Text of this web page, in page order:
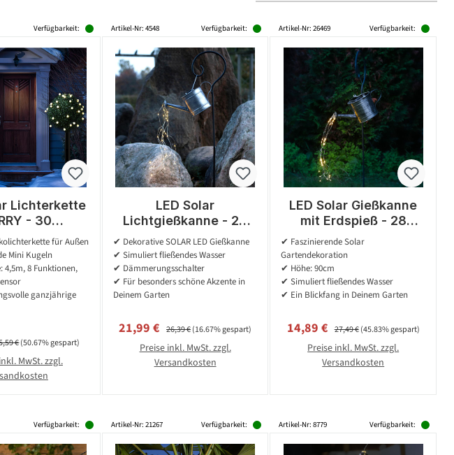
Verfügbarkeit:
Lichterkette
- 30
LED - L:
-
-
Außen
für Außen
Mini Kugeln
8 Funktionen,
ganzjährige
Preis:
€(50.67% gespart)
MwSt. zzgl.
Artikel-Nr: 4548 Verfügbarkeit:
LED Solar
Lichtgießkanne - 28
warmweiße LED - H:
80cm -
Dämmerungssensor -
für Außen
✔ Dekorative SOLAR LED Gießkanne
✔ Simuliert fließendes Wasser
✔ Dämmerungsschalter
✔ Für besonders schöne Akzente in
Deinem Garten
Verkaufspreis:
21,99 € Regulärer Preis:
26,39 €(16.67% gespart)
Preise inkl. MwSt. zzgl.
Versandkosten
Artikel-Nr: 26469 Verfügbarkeit:
LED Solar Gießkanne
mit Erdspieß - 28
warmweiße LED - mit
Wasserfalleffekt - H:
90cm - Lichtsensor
✔ Faszinierende Solar
Gartendekoration
✔ Höhe: 90cm
✔ Simuliert fließendes Wasser
✔ Ein Blickfang in Deinem Garten
Verkaufspreis:
14,89 € Regulärer Preis:
27,49 €(45.83% gespart)
Preise inkl. MwSt. zzgl.
Versandkosten
Verfügbarkeit: Artikel-Nr: 21267 Verfügbarkeit: Artikel-Nr: 8779 Verfügbarkeit: